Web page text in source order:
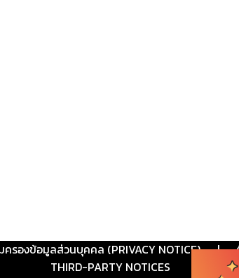
ครองข้อมูลส่วนบุคคล (PRIVACY NOTICE) |
THIRD-PARTY NOTICES